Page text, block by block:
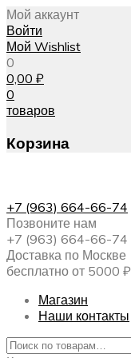
Мой аккаунт
Войти
Мой Wishlist
0
0,00 ₽
0
товаров
Корзина
+7 (963) 664-66-74
Позвоните нам
+7 (963) 664-66-74
Доставка по Москве
бесплатно от 5000 ₽
Магазин
Наши контакты
Искать: